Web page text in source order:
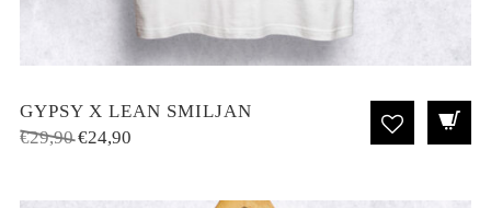
GYPSY X LEAN SMILJAN
€29,90 El
€24,90El